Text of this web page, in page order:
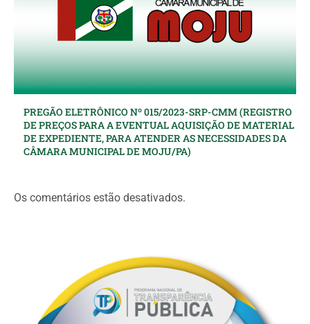
PREGÃO ELETRÔNICO Nº 015/2023-SRP-CMM (REGISTRO
DE PREÇOS PARA A EVENTUAL AQUISIÇÃO DE MATERIAL
DE EXPEDIENTE, PARA ATENDER AS NECESSIDADES DA
CÂMARA MUNICIPAL DE MOJU/PA)
Os comentários estão desativados.